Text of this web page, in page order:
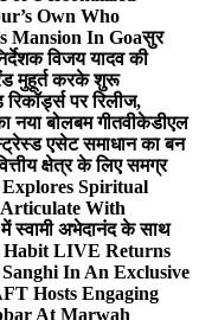
Own Who
Mansion In Goaसुर
विजय यादव की
मुहूर्त करके शुरू
रिकॉर्ड्स पर रिलीज,
नया बोलबम गीतवीकेडीएल
एसेट समाधान का बन
क्षेत्र के लिए समग्र
Spiritual
With
स्वामी अभेदानंद के साथ
Habit LIVE Returns
In An Exclusive
Hosts Engaging
At Marwah